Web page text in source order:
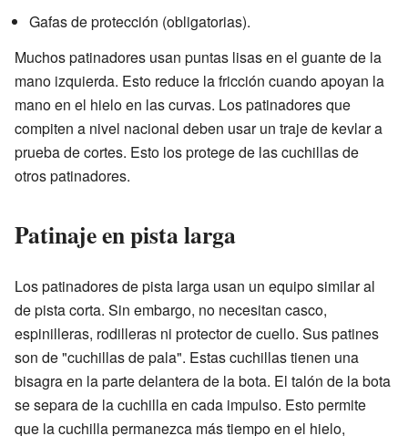
Gafas de protección (obligatorias).
Muchos patinadores usan puntas lisas en el guante de la
mano izquierda. Esto reduce la fricción cuando apoyan la
mano en el hielo en las curvas. Los patinadores que
compiten a nivel nacional deben usar un traje de kevlar a
prueba de cortes. Esto los protege de las cuchillas de
otros patinadores.
Patinaje en pista larga
Los patinadores de pista larga usan un equipo similar al
de pista corta. Sin embargo, no necesitan casco,
espinilleras, rodilleras ni protector de cuello. Sus patines
son de "cuchillas de pala". Estas cuchillas tienen una
bisagra en la parte delantera de la bota. El talón de la bota
se separa de la cuchilla en cada impulso. Esto permite
que la cuchilla permanezca más tiempo en el hielo,